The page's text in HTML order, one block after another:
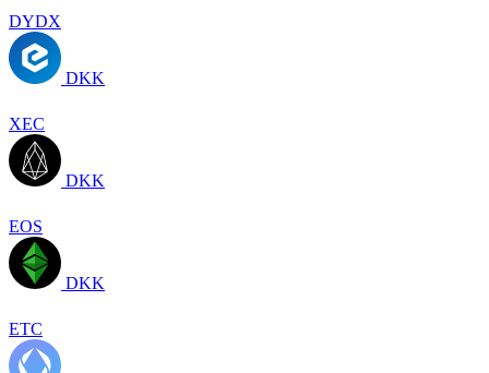
DYDX
DKK
XEC
DKK
EOS
DKK
ETC